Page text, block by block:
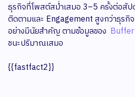
ธุรกิจที่โพสต์สม่ำเสมอ 3–5 ครั้งต่อสัป
ติดตามและ Engagement สูงกว่าธุรกิ
อย่างมีนัยสำคัญ ตามข้อมูลของ
ชนะปริมาณเสมอ
{{fastfact2}}